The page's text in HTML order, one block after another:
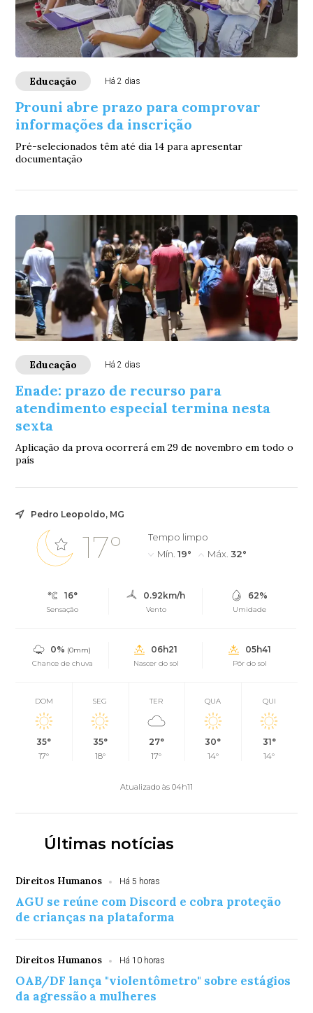
Educação Há 2 dias
Prouni abre prazo para comprovar
informações da inscrição
Pré-selecionados têm até dia 14 para apresentar
documentação
Educação Há 2 dias
Enade: prazo de recurso para
atendimento especial termina nesta
sexta
Aplicação da prova ocorrerá em 29 de novembro em todo o
país
Pedro Leopoldo, MG
17°
Tempo limpo
Mín. 19° Máx. 32°
16°
Sensação
0.92km/h
Vento
62%
Umidade
0% (0mm)
Chance de chuva
06h21
Nascer do sol
05h41
Pôr do sol
DOM
35°
17°
SEG
35°
18°
TER
27°
17°
QUA
30°
14°
QUI
31°
14°
Atualizado às 04h11
Últimas notícias
Direitos Humanos Há 5 horas
AGU se reúne com Discord e cobra proteção
de crianças na plataforma
Direitos Humanos Há 10 horas
OAB/DF lança "violentômetro" sobre estágios
da agressão a mulheres